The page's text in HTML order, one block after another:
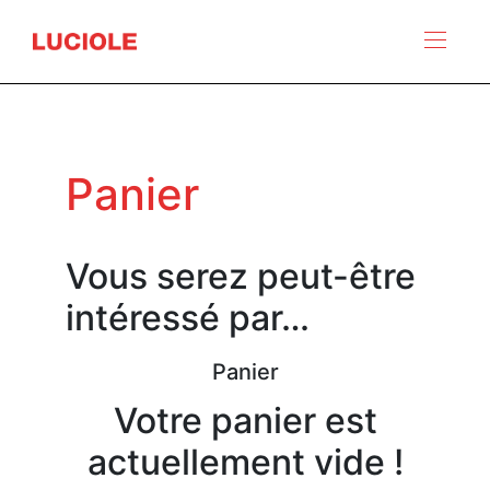
Panier
Vous serez peut-être
intéressé par…
Panier
Votre panier est
actuellement vide !